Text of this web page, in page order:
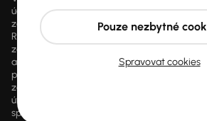
údajích a individuálních podmínkách
zákazníkovi jim zvoleným obchodním
RPSN mohou být důsledkem využití
zákazníka, jako např. sleva z ceny vozidla,
akční benefity, které může zákazník čerpat
případě poskytnutí finanční služby je součástí
zákonný údaj o výši RPSN a kompletní
úvěru. AURES Holdings a.s. je samostatným
spotřebitelského úvěru. Pokud máte zájem o
Spravovat cookies
Pouze nezbytné